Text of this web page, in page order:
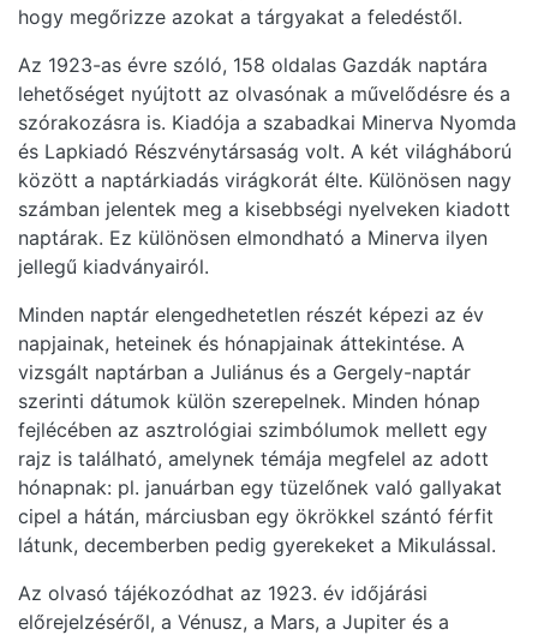
hogy megőrizze azokat a tárgyakat a feledéstől.
Az 1923-as évre szóló, 158 oldalas Gazdák naptára
lehetőséget nyújtott az olvasónak a művelődésre és a
szórakozásra is. Kiadója a szabadkai Minerva Nyomda
és Lapkiadó Részvénytársaság volt. A két világháború
között a naptárkiadás virágkorát élte. Különösen nagy
számban jelentek meg a kisebbségi nyelveken kiadott
naptárak. Ez különösen elmondható a Minerva ilyen
jellegű kiadványairól.
Minden naptár elengedhetetlen részét képezi az év
napjainak, heteinek és hónapjainak áttekintése. A
vizsgált naptárban a Juliánus és a Gergely-naptár
szerinti dátumok külön szerepelnek. Minden hónap
fejlécében az asztrológiai szimbólumok mellett egy
rajz is található, amelynek témája megfelel az adott
hónapnak: pl. januárban egy tüzelőnek való gallyakat
cipel a hátán, márciusban egy ökrökkel szántó férfit
látunk, decemberben pedig gyerekeket a Mikulással.
Az olvasó tájékozódhat az 1923. év időjárási
előrejelzéséről, a Vénusz, a Mars, a Jupiter és a